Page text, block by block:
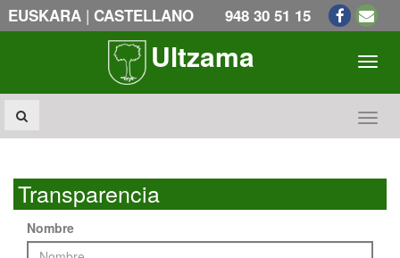
EUSKARA | CASTELLANO 948 30 51 15
Ultzama
Transparencia
Nombre